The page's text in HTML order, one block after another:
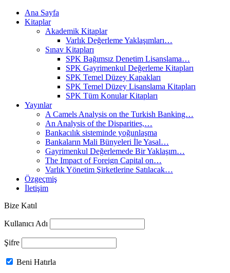
Ana Sayfa
Kitaplar
Akademik Kitaplar
Varlık Değerleme Yaklaşımları…
Sınav Kitapları
SPK Bağımsız Denetim Lisanslama…
SPK Gayrimenkul Değerleme Kitapları
SPK Temel Düzey Kapakları
SPK Temel Düzey Lisanslama Kitapları
SPK Tüm Konular Kitapları
Yayınlar
A Camels Analysis on the Turkish Banking…
An Analysis of the Disparities,…
Bankacılık sisteminde yoğunlaşma
Bankaların Mali Bünyeleri İle Yasal…
Gayrimenkul Değerlemede Bir Yaklaşım…
The Impact of Foreign Capital on…
Varlık Yönetim Şirketlerine Satılacak…
Özgeçmiş
İletişim
Bize Katıl
Kullanıcı Adı
Şifre
Beni Hatırla